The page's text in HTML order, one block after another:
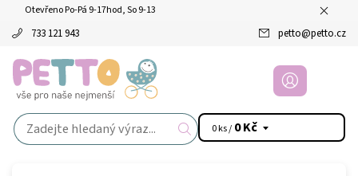
Otevřeno Po-Pá 9-17hod, So 9-13
733 121 943 petto@petto.cz
0 ks / 0 Kč